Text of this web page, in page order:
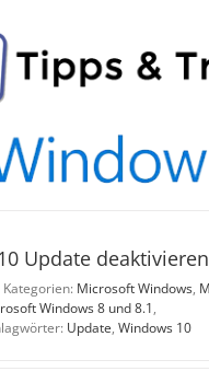
Update deaktivieren
Kategorien: Microsoft Windows,
Windows 8 und 8.1,
Update, Windows 10